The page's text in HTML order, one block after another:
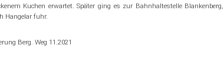
Sportstätten
DTB-Ratgeber (YouTube)
Kuchen erwartet. Später ging es zur Bahnhaltestelle
Hangelar fuhr.